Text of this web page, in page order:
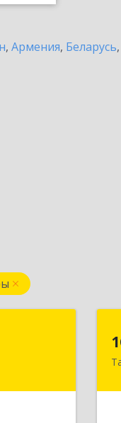
, Армения, Беларусь,
Оромбаш,